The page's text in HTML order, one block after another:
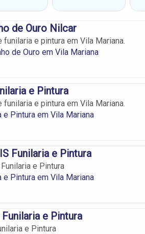
de Ouro Nilcar
funilaria e pintura em Vila Mariana.
de Ouro em Vila Mariana
e Pintura
funilaria e pintura em Vila Mariana.
e Pintura em Vila Mariana
Funilaria e Pintura
e Pintura
e Pintura em Vila Mariana
e Pintura
e Pintura